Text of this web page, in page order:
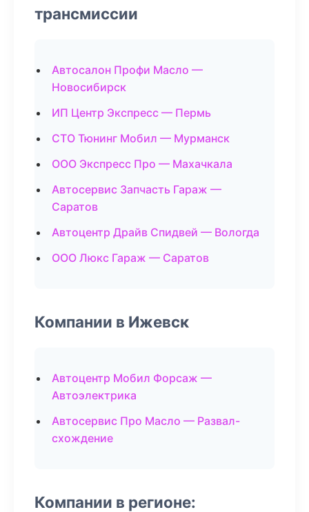
трансмиссии
Автосалон Профи Масло —
Новосибирск
ИП Центр Экспресс — Пермь
СТО Тюнинг Мобил — Мурманск
ООО Экспресс Про — Махачкала
Автосервис Запчасть Гараж —
Саратов
Автоцентр Драйв Спидвей — Вологда
ООО Люкс Гараж — Саратов
Компании в Ижевск
Автоцентр Мобил Форсаж —
Автоэлектрика
Автосервис Про Масло — Развал-
схождение
Компании в регионе: